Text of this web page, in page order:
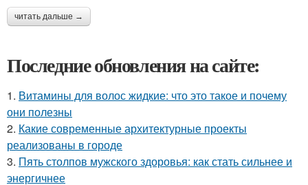
читать дальше →
Последние обновления на сайте:
1. Витамины для волос жидкие: что это такое и почему
они полезны
2. Какие современные архитектурные проекты
реализованы в городе
3. Пять столпов мужского здоровья: как стать сильнее и
энергичнее